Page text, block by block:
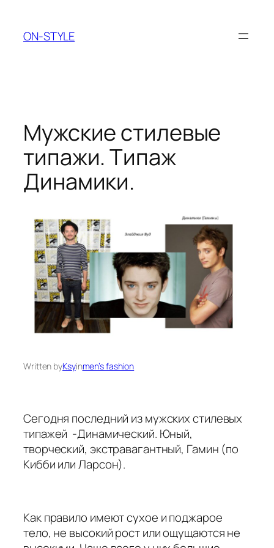
вмісту
ON-STYLE
Мужские стилевые
типажи. Типаж
Динамики.
Written byKsyinmen’s fashion
Сегодня последний из мужских стилевых
типажей -Динамический. Юный,
творческий, экстравагантный, Гамин (по
Кибби или Ларсон).
Как правило имеют сухое и поджарое
тело, не высокий рост или ощущаются не